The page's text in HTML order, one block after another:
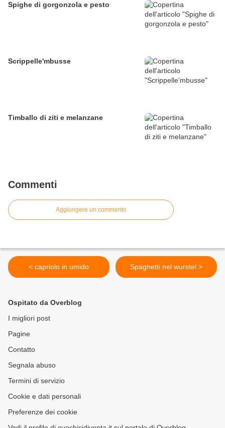
Spighe di gorgonzola e pesto
Scrippelle'mbusse
Timballo di ziti e melanzane
Commenti
Aggiungere un commento
< capriolo in umido Spaghetti nel wurstel >
Ospitato da Overblog
I migliori post
Pagine
Contatto
Segnala abuso
Termini di servizio
Cookie e dati personali
Preferenze dei cookie